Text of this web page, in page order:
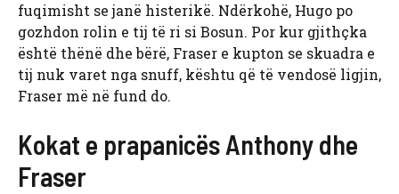
fuqimisht se janë histerikë. Ndërkohë, Hugo po
gozhdon rolin e tij të ri si Bosun. Por kur gjithçka
është thënë dhe bërë, Fraser e kupton se skuadra e
tij nuk varet nga snuff, kështu që të vendosë ligjin,
Fraser më në fund do.
Kokat e prapanicës Anthony dhe
Fraser